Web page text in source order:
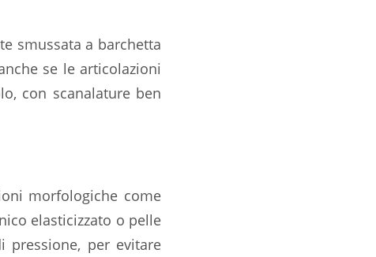
smussata a barchetta
se le articolazioni
con scanalature ben
morfologiche come
elasticizzato o pelle
pressione, per evitare